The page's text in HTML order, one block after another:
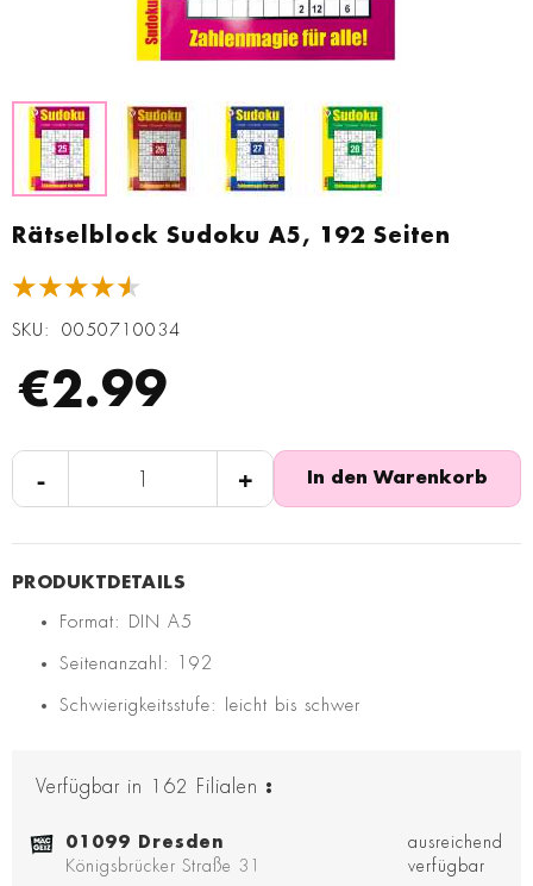
Rätselblock Sudoku A5, 192 Seiten
★★★★★
SKU 0050710034
€2.99
- + In den Warenkorb
Format: DIN A5
Seitenanzahl: 192
Schwierigkeitsstufe: leicht bis schwer
Verfügbar in 162 Filialen :
01099 Dresden
Königsbrücker Straße 31
ausreichend
verfügbar
Anfang
Bildgalerie